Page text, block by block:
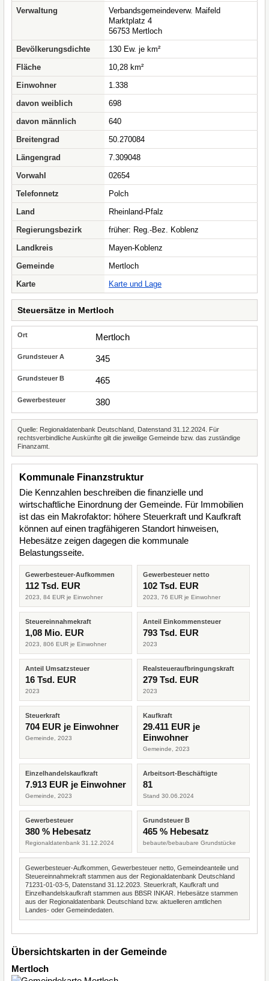
Verwaltung
Verbandsgemeindeverw. Maifeld
Marktplatz 4
56753 Mertloch
Bevölkerungsdichte
130 Ew. je km²
Fläche
10,28 km²
Einwohner
1.338
davon weiblich
698
davon männlich
640
Breitengrad
50.270084
Längengrad
7.309048
Vorwahl
02654
Telefonnetz
Polch
Land
Rheinland-Pfalz
Regierungsbezirk
früher: Reg.-Bez. Koblenz
Landkreis
Mayen-Koblenz
Gemeinde
Mertloch
Karte
Karte und Lage
Steuersätze in Mertloch
Mertloch
345
465
380
Quelle: Regionaldatenbank Deutschland, Datenstand 31.12.2024. Für
rechtsverbindliche Auskünfte gilt die jeweilige Gemeinde bzw. das zuständige
Finanzamt.
Kommunale Finanzstruktur
Die Kennzahlen beschreiben die finanzielle und
wirtschaftliche Einordnung der Gemeinde. Für Immobilien
ist das ein Makrofaktor: höhere Steuerkraft und Kaufkraft
können auf einen tragfähigeren Standort hinweisen,
Hebesätze zeigen dagegen die kommunale
Belastungsseite.
Gewerbesteuer-Aufkommen
112 Tsd. EUR
2023, 84 EUR je Einwohner
Gewerbesteuer netto
102 Tsd. EUR
2023, 76 EUR je Einwohner
Steuereinnahmekraft
1,08 Mio. EUR
2023, 806 EUR je Einwohner
Anteil Einkommensteuer
793 Tsd. EUR
2023
Anteil Umsatzsteuer
16 Tsd. EUR
2023
Realsteueraufbringungskraft
279 Tsd. EUR
2023
Steuerkraft
704 EUR je Einwohner
Gemeinde, 2023
Kaufkraft
29.411 EUR je
Einwohner
Gemeinde, 2023
Einzelhandelskaufkraft
7.913 EUR je Einwohner
Gemeinde, 2023
Arbeitsort-Beschäftigte
81
Stand 30.06.2024
Gewerbesteuer
380 % Hebesatz
Regionaldatenbank 31.12.2024
Grundsteuer B
465 % Hebesatz
bebaute/bebaubare Grundstücke
Gewerbesteuer-Aufkommen, Gewerbesteuer netto, Gemeindeanteile und
Steuereinnahmekraft stammen aus der Regionaldatenbank Deutschland
71231-01-03-5, Datenstand 31.12.2023. Steuerkraft, Kaufkraft und
Einzelhandelskaufkraft stammen aus BBSR INKAR. Hebesätze stammen
aus der Regionaldatenbank Deutschland bzw. aktuelleren amtlichen
Landes- oder Gemeindedaten.
Übersichtskarten in der Gemeinde
Mertloch